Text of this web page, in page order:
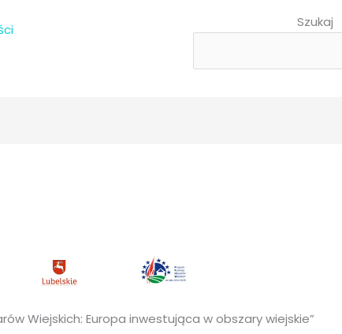
Szukaj
Wiejskich: Europa inwestująca w obszary wiejskie”